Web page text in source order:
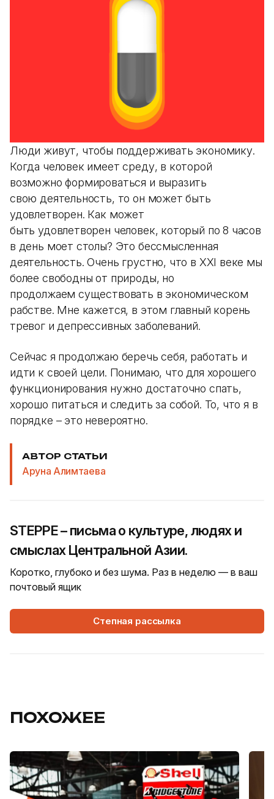
Люди живут, чтобы поддерживать экономику.
Когда человек имеет среду, в которой
возможно формироваться и выразить
свою деятельность, то он может быть
удовлетворен. Как может
быть удовлетворен человек, который по 8 часов
в день моет столы? Это бессмысленная
деятельность. Очень грустно, что в XXI веке мы
более свободны от природы, но
продолжаем существовать в экономическом
рабстве. Мне кажется, в этом главный корень
тревог и депрессивных заболеваний.
Сейчас я продолжаю беречь себя, работать и
идти к своей цели. Понимаю, что для хорошего
функционирования нужно достаточно спать,
хорошо питаться и следить за собой. То, что я в
порядке – это невероятно.
АВТОР СТАТЬИ
Аруна Алимтаева
STEPPE – письма о культуре, людях и
смыслах Центральной Азии.
Коротко, глубоко и без шума. Раз в неделю — в ваш
почтовый ящик
Степная рассылка
ПОХОЖЕЕ